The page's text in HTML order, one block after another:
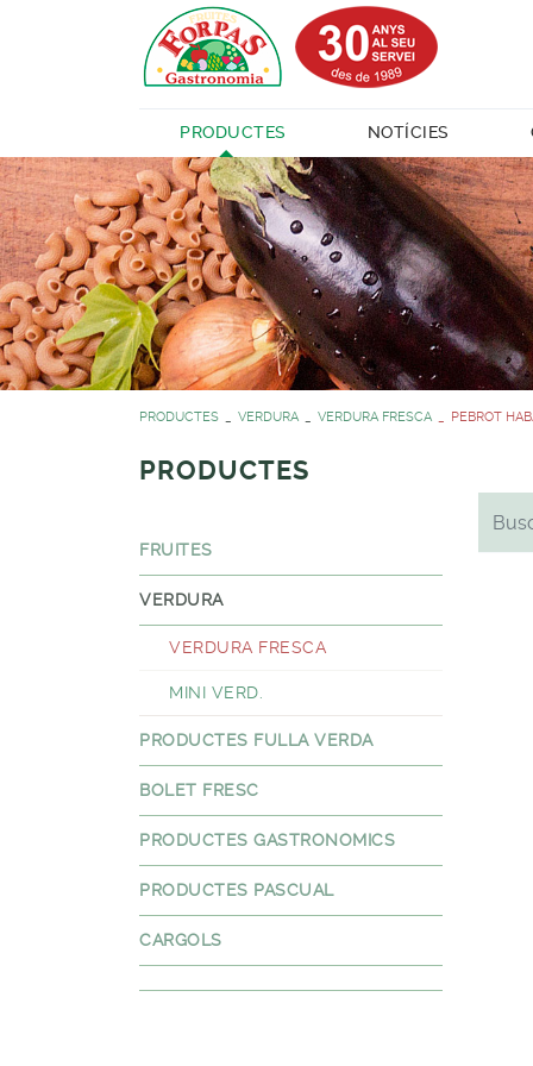
PRODUCTES NOTÍCIES
PRODUCTES VERDURA VERDURA FRESCA PEBROT
PRODUCTES
FRUITES
VERDURA
VERDURA FRESCA
MINI VERD.
PRODUCTES FULLA VERDA
BOLET FRESC
PRODUCTES GASTRONOMICS
PRODUCTES PASCUAL
CARGOLS